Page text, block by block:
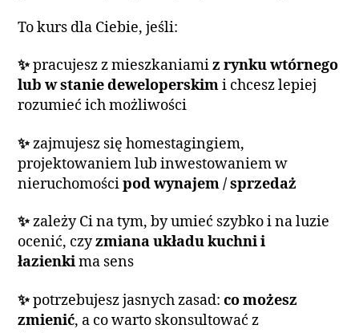
To kurs dla Ciebie, jeśli:
✨pracujesz z mieszkaniamiz rynku wtórnego
lub w stanie deweloperskimi chcesz lepiej
rozumieć ich możliwości
✨zajmujesz się homestagingiem,
projektowaniem lub inwestowaniem w
nieruchomościpod wynajem / sprzedaż
✨zależy Ci na tym, by umieć szybko i na luzie
ocenić, czyzmiana układu kuchni i
łazienkima sens
✨potrzebujesz jasnych zasad:co możesz
zmienić, a co warto skonsultować z